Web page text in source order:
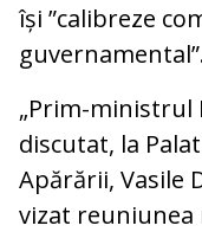
își ”calibreze
„Prim-ministrul
discutat, la
Apărării, Vasile
vizat